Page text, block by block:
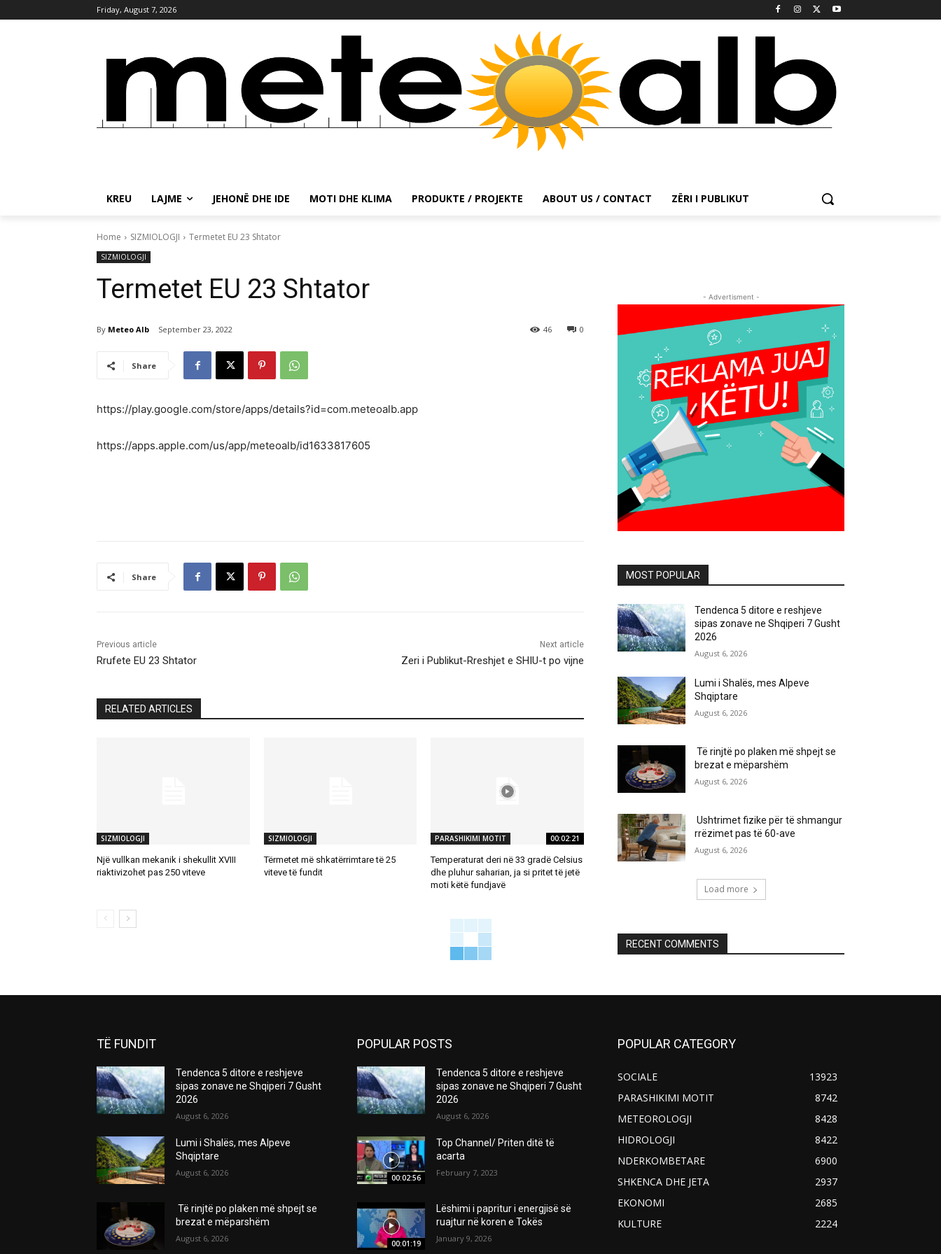
Friday, August 7, 2026
KREU LAJME JEHONË DHE IDE MOTI DHE KLIMA PRODUKTE / PROJEKTE ABOUT US / CONTACT ZËRI I PUBLIKUT
Home SIZMIOLOGJI Termetet EU 23 Shtator
SIZMIOLOGJI
Termetet EU 23 Shtator
By Meteo Alb September 23, 2022 0
46
Share
https://play.google.com/store/apps/details?id=com.meteoalb.app
https://apps.apple.com/us/app/meteoalb/id1633817605
Share
Previous article
Rrufete EU 23 Shtator
Next article
Zeri i Publikut-Rreshjet e SHIU-t po vijne
RELATED ARTICLES
SIZMIOLOGJI
Një vullkan mekanik i shekullit XVIII
riaktivizohet pas 250 viteve
SIZMIOLOGJI
Tërmetet më shkatërrimtare të 25
viteve të fundit
PARASHIKIMI MOTIT 00:02:21
Temperaturat deri në 33 gradë Celsius
dhe pluhur saharian, ja si pritet të jetë
moti këtë fundjavë
- Advertisment -
MOST POPULAR
Tendenca 5 ditore e reshjeve
sipas zonave ne Shqiperi 7 Gusht
2026
August 6, 2026
Lumi i Shalës, mes Alpeve
Shqiptare
August 6, 2026
Të rinjtë po plaken më shpejt se
brezat e mëparshëm
August 6, 2026
Ushtrimet fizike për të shmangur
rrëzimet pas të 60-ave
August 6, 2026
Load more
RECENT COMMENTS
TË FUNDIT
Tendenca 5 ditore e reshjeve
sipas zonave ne Shqiperi 7 Gusht
2026
August 6, 2026
Lumi i Shalës, mes Alpeve
Shqiptare
August 6, 2026
Të rinjtë po plaken më shpejt se
brezat e mëparshëm
August 6, 2026
POPULAR POSTS
Tendenca 5 ditore e reshjeve
sipas zonave ne Shqiperi 7 Gusht
2026
August 6, 2026
00:02:56
Top Channel/ Priten ditë të
acarta
February 7, 2023
00:01:19
Lëshimi i papritur i energjisë së
ruajtur në koren e Tokës
January 9, 2026
POPULAR CATEGORY
SOCIALE
13923
PARASHIKIMI MOTIT
8742
METEOROLOGJI
8428
HIDROLOGJI
8422
NDERKOMBETARE
6900
SHKENCA DHE JETA
2937
EKONOMI
2685
KULTURE
2224